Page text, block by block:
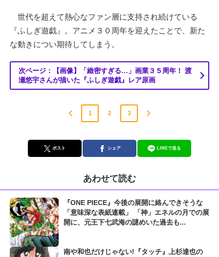
世代を超えて熱心なファン層に支持され続けている
『ふしぎ遊戯』。アニメ３０周年を迎えたことで、新た
な動きについ期待してしまう。
次ページ：【画像】「緻密すぎる…」画業３５周年！ 渡
瀬悠宇さんが描いた『ふしぎ遊戯』レア原画
1 2 3
ポスト シェア LINEで送る
あわせて読む
『ONE PIECE』今後の展開に絡んできそうな
「意味深な表紙連載」 「神」エネルの月での展
開に、元王下七武海の謎めいた過去も...
南や和也だけじゃない!『タッチ』上杉達也の